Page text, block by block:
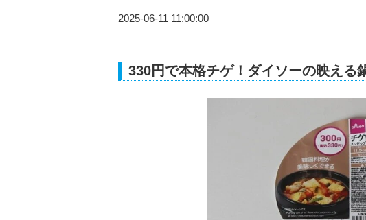
2025-06-11 11:00:00
330円で本格チゲ！ダイソーの映える